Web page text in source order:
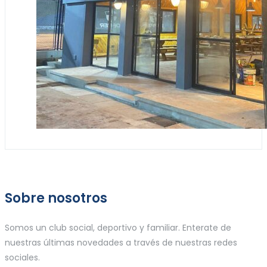
Sobre nosotros
Somos un club social, deportivo y familiar. Enterate de
nuestras últimas novedades a través de nuestras redes
sociales.